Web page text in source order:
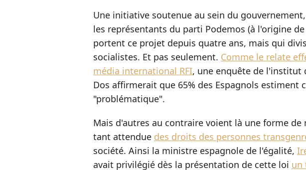
Une initiative soutenue au sein du
les représentants du parti Podemos (à l'origine
portent ce projet depuis quatre ans, mais qui
socialistes. Et pas seulement. Comme le relate
média international RFI, une enquête de l'institut
Dos affirmerait que 65% des Espagnols estiment
"problématique".
Mais d'autres au contraire voient là une forme de
tant attendue des droits des personnes
société. Ainsi la ministre espagnole de l'égalité,
avait privilégié dès la présentation de cette loi un